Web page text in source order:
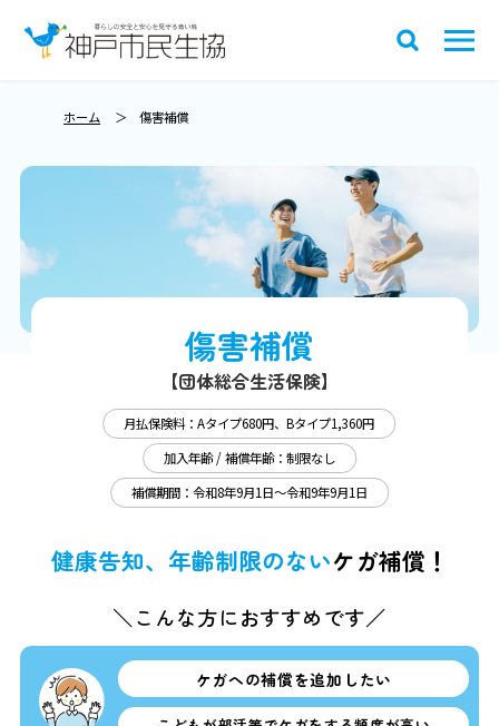
ホーム 傷害補償
傷害補償
【団体総合生活保険】
月払保険料：Aタイプ680円、Bタイプ1,360円
加入年齢 / 補償年齢：制限なし
補償期間：令和8年9月1日～令和9年9月1日
健康告知、年齢制限のないケガ補償！
＼こんな方におすすめです／
ケガへの補償を追加したい